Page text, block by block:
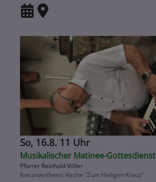
So, 16.8. 11 Uhr
Musikalischer Matinee-Gottesdienst
Pfarrer Reinhold Völler
Kreuzwertheim Kirche "Zum Heiligen Kreuz"